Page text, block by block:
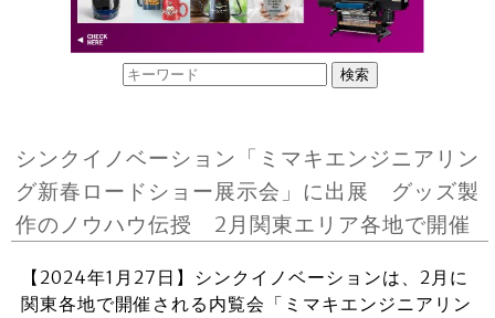
シンクイノベーション「ミマキエンジニアリン
グ新春ロードショー展示会」に出展 グッズ製
作のノウハウ伝授 2月関東エリア各地で開催
【2024年1月27日】シンクイノベーションは、2月に
関東各地で開催される内覧会「ミマキエンジニアリン